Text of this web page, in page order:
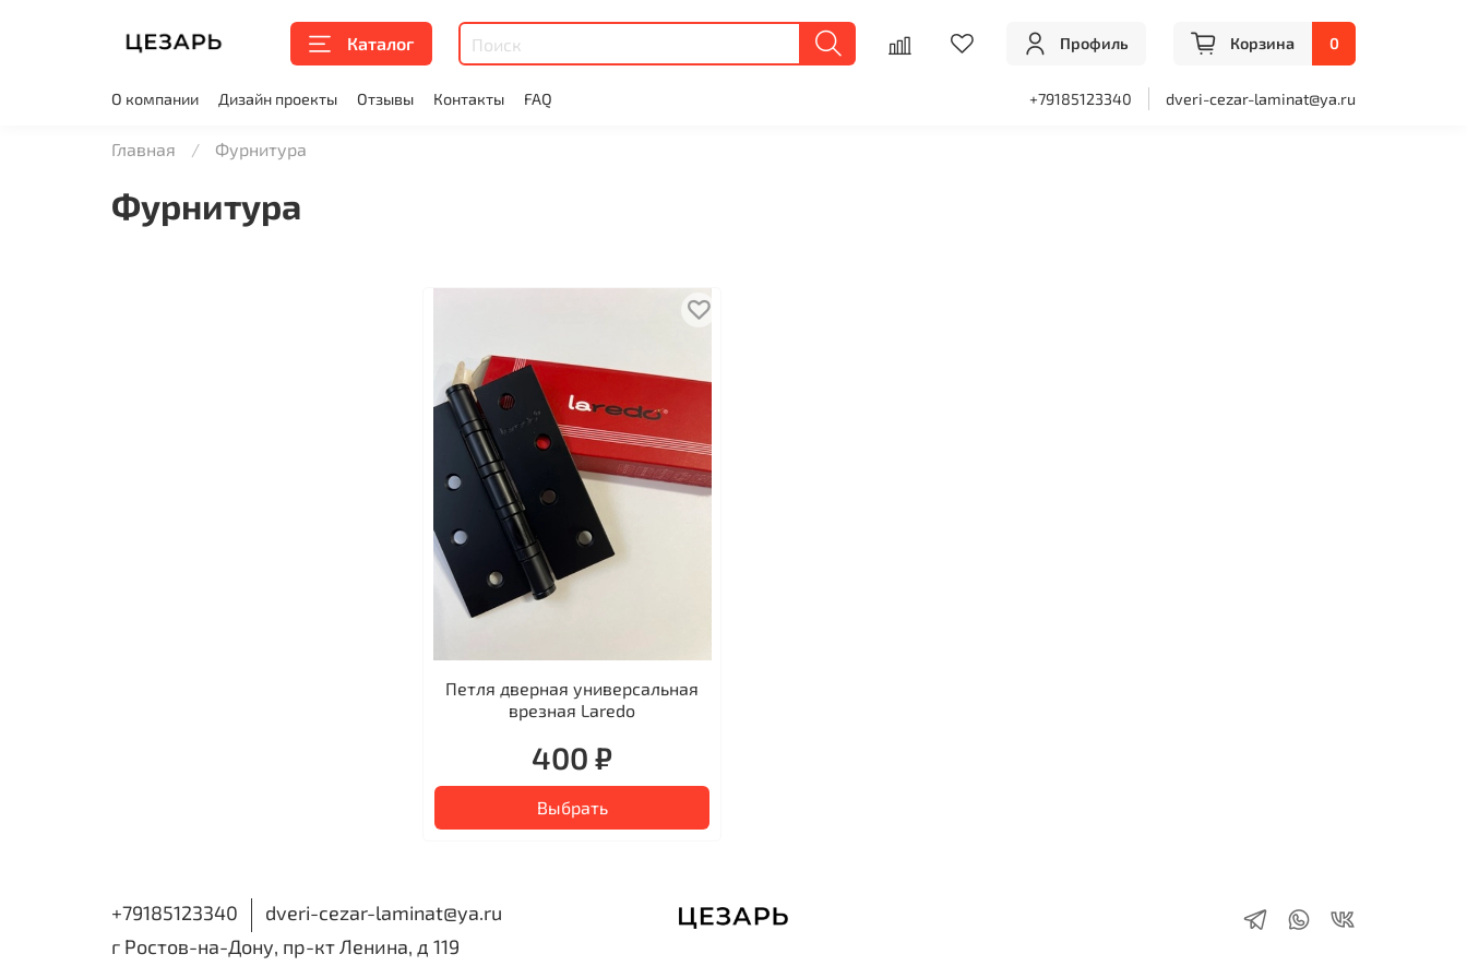
Каталог Профиль Корзина 0
О компании Дизайн проекты Отзывы Контакты FAQ +79185123340 dveri-cezar-laminat@ya.ru
Главная Фурнитура
Фурнитура
Петля дверная универсальная
врезная Laredo
400 ₽
Выбрать
+79185123340
dveri-cezar-laminat@ya.ru
г Ростов-на-Дону, пр-кт Ленина, д 119